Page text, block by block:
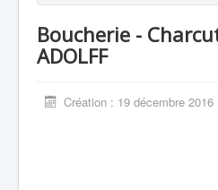
Boucherie -
ADOLFF
Création : 19 décembre 2016